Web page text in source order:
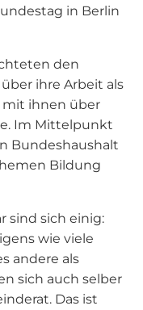
in Berlin
den
ihre Arbeit als
ihnen über
Im Mittelpunkt
Bundeshaushalt
Bildung
sind sich einig:
wie viele
andere als
sich auch selber
Das ist